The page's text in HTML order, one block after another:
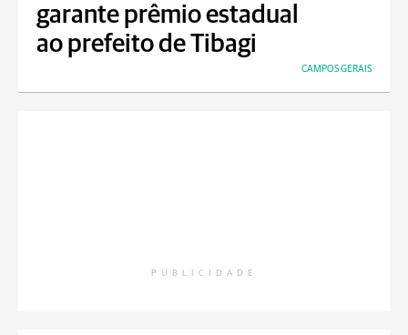
garante prêmio estadual
ao prefeito de Tibagi
CAMPOS GERAIS
PUBLICIDADE